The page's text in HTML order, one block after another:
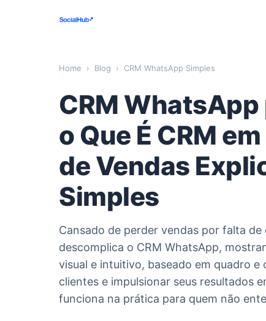
Home › Blog › CRM WhatsApp Simples
CRM WhatsApp
o Que É CRM
de Vendas
Simples
Cansado de perder vendas por falta
descomplica o CRM WhatsApp,
visual e intuitivo, baseado em quadro
clientes e impulsionar seus resultados
funciona na prática para quem não